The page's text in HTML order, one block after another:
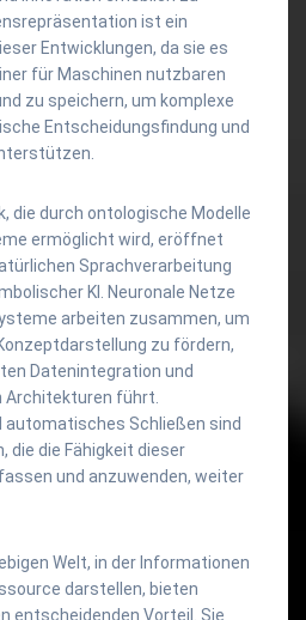
ist ein
Entwicklungen, da sie es
für Maschinen nutzbaren
zu speichern, um komplexe
Entscheidungsfindung und
die durch ontologische Modelle
ermöglicht wird, eröffnet
Sprachverarbeitung
KI. Neuronale Netze
arbeiten zusammen, um
zu fördern,
Datenintegration und
führt.
Schließen sind
die die Fähigkeit dieser
und anzuwenden, weiter
Welt, in der Informationen
darstellen, bieten
entscheidenden Vorteil. Sie